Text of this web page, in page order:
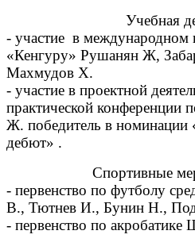
Учебная
- участие в международном
«Кенгуру» Рушанян Ж,
Махмудов Х.
- участие в проектной
практической конференции
Ж. победитель в
дебют» .
Спортивные
- первенство по футболу
В., Тютнев И., Бунин Н.,
- первенство по акробатике